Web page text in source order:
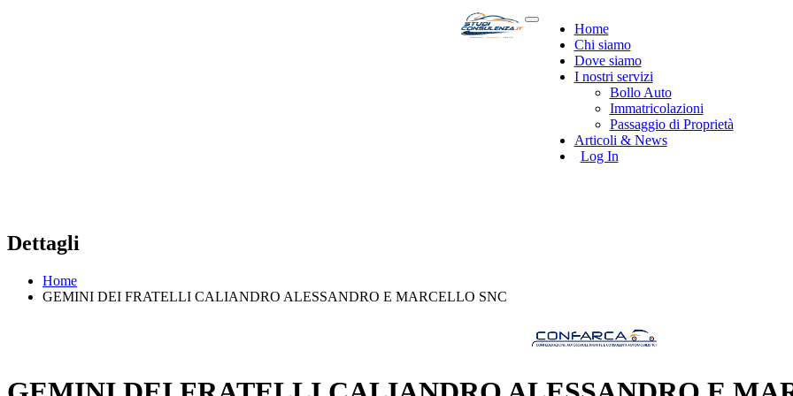
Home
Chi siamo
Dove siamo
I nostri servizi
Bollo Auto
Immatricolazioni
Passaggio di Proprietà
Articoli & News
Log In
Dettagli
Home
GEMINI DEI FRATELLI CALIANDRO ALESSANDRO E MARCELLO SNC